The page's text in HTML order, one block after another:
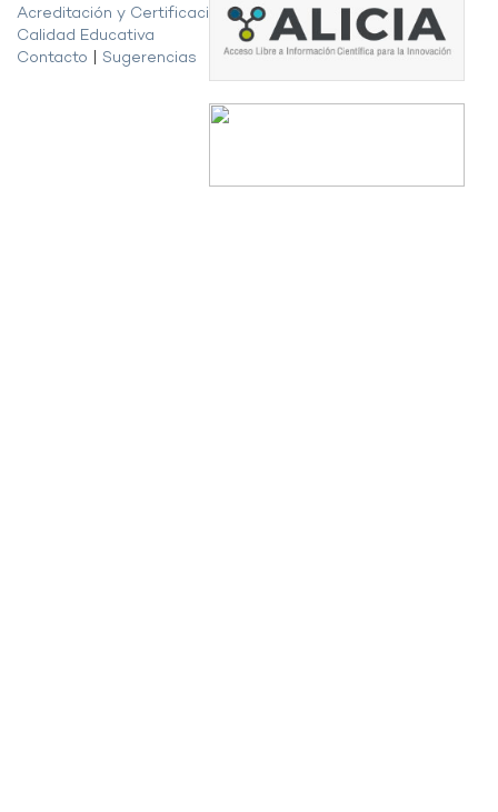
Acreditación y Certificación de la
Calidad Educativa
Contacto
Sugerencias